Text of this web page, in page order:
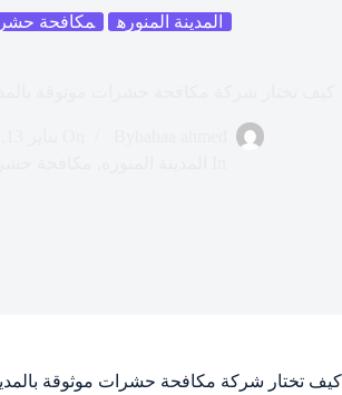
المدينة المنوره مكافحة
كيف تختار شركة مكافحة حشرات موثوقة